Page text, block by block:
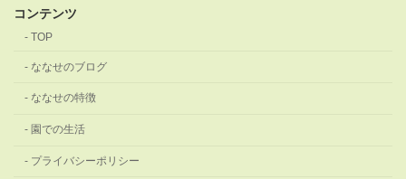
コンテンツ
TOP
ななせのブログ
ななせの特徴
園での生活
プライバシーポリシー